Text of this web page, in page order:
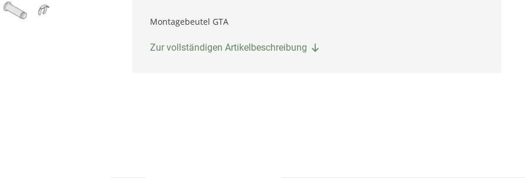
Montagebeutel GTA
Zur vollständigen Artikelbeschreibung